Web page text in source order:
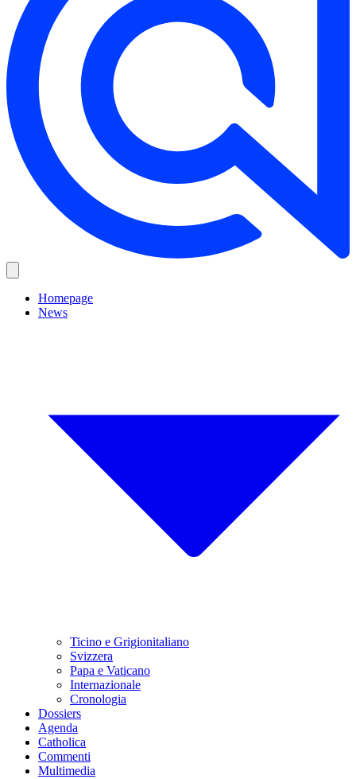
Homepage
News
Ticino e Grigionitaliano
Svizzera
Papa e Vaticano
Internazionale
Cronologia
Dossiers
Agenda
Catholica
Commenti
Multimedia